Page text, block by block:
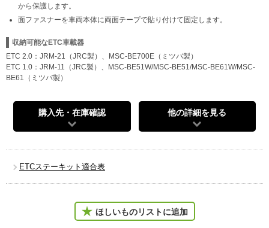
から保護します。
面ファスナーを車両本体に両面テープで貼り付けて固定します。
収納可能なETC車載器
ETC 2.0：JRM-21（JRC製）、MSC-BE700E（ミツバ製）
ETC 1.0：JRM-11（JRC製）、MSC-BE51W/MSC-BE51/MSC-BE61W/MSC-
BE61（ミツバ製）
購入先・在庫確認 他の詳細を見る
ETCステーキット適合表
ほしいものリストに追加